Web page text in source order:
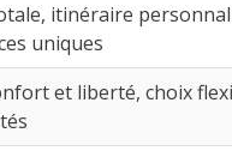
itinéraire
uniques
et liberté, choix